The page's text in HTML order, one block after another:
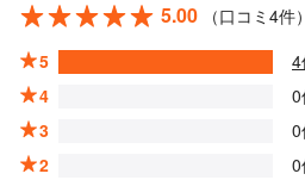
5.00
（口コミ4件）
5
4
3
2